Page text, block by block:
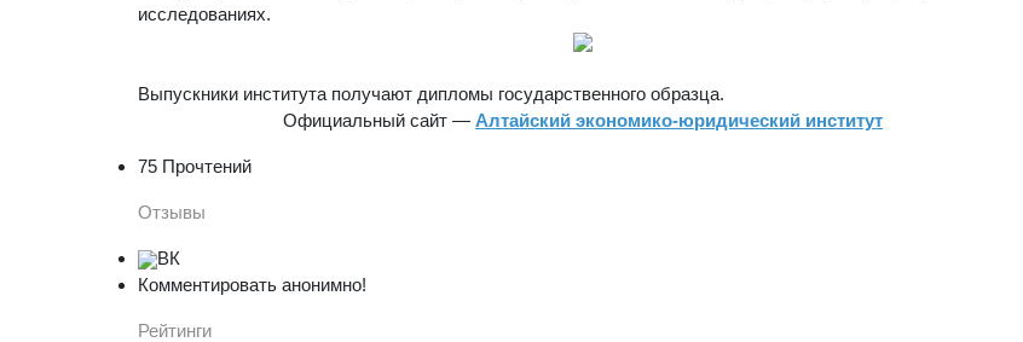
исследованиях.
Выпускники института получают дипломы государственного образца.
Официальный сайт — Алтайский экономико-юридический институт
75 Прочтений
Отзывы
ВК
Комментировать анонимно!
Рейтинги